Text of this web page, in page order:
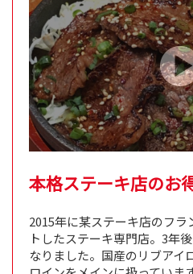
本格ステーキ店のお
2015年に某ステーキ店のフ
トしたステーキ専門店。3年
なりました。国産のリブアイ